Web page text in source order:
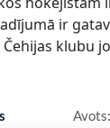
ir
klubu
Avots: